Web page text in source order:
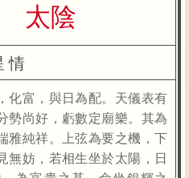
太陰
情
化富，與日為配。天儀表有
勢尚好，虧數定廟樂。其為
雅純祥。上弦為要之機，下
無妨，若相生坐於太陽，日